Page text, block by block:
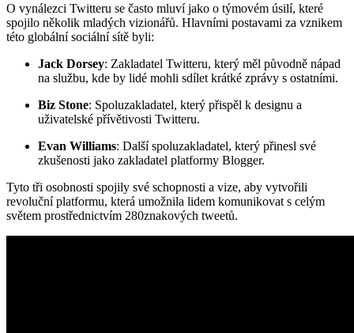
O vynálezci Twitteru se často mluví jako o týmovém úsilí, které
spojilo několik mladých vizionářů. Hlavními postavami za vznikem
této globální sociální sítě byli:
Jack Dorsey: Zakladatel Twitteru, který měl původně nápad
na službu, kde by lidé mohli sdílet krátké zprávy s ostatními.
Biz Stone: Spoluzakladatel, který přispěl k designu a
uživatelské přívětivosti Twitteru.
Evan Williams: Další spoluzakladatel, který přinesl své
zkušenosti jako zakladatel platformy Blogger.
Tyto tři osobnosti spojily své schopnosti a vize, aby vytvořili
revoluční platformu, která umožnila lidem komunikovat s celým
světem prostřednictvím 280znakových tweetů.